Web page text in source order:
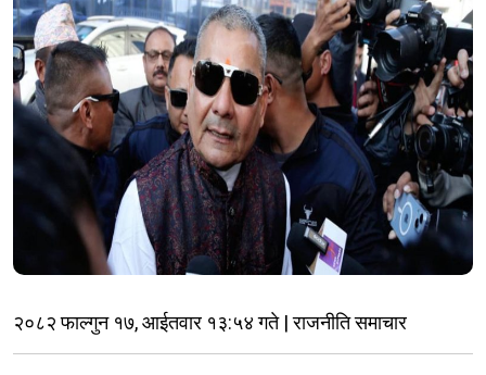
२०८२ फाल्गुन १७, आईतवार १३:५४ गते | राजनीति समाचार